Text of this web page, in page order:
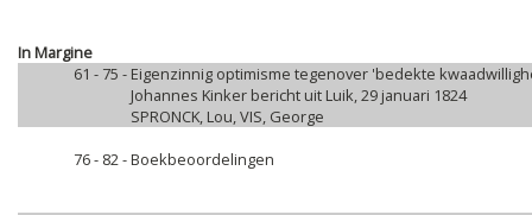
In Margine
61 - 75 - Eigenzinnig optimisme tegenover 'bedekte
Johannes Kinker bericht uit Luik, 29 januari 1824
SPRONCK, Lou, VIS, George
76 - 82 -Boekbeoordelingen